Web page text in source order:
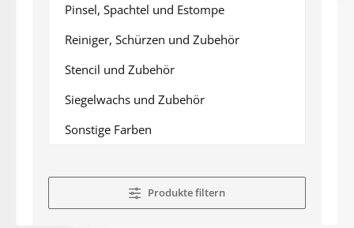
Pinsel, Spachtel und Estompe
Reiniger, Schürzen und Zubehör
Stencil und Zubehör
Siegelwachs und Zubehör
Sonstige Farben
Produkte filtern